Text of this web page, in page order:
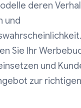
deren
und
Sie Ihr
und
zur